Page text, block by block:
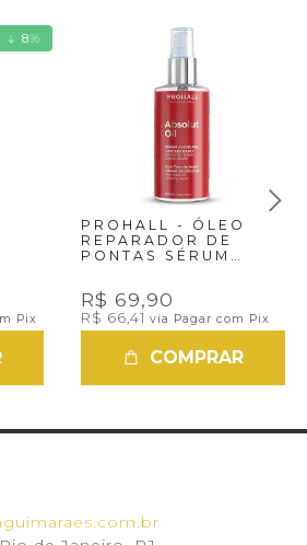
8%
Pix
PROHALL - ÓLEO
REPARADOR DE
PONTAS SÉRUM
R$ 69,90
R$ 66,41 via Pagar com Pix
COMPRAR